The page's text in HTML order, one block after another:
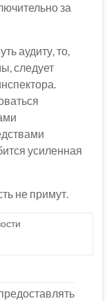
за
аудиту, то,
следует
усиленная
не примут.